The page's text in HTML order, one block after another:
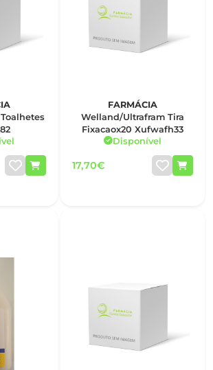
FARMÁCIA
Welland/Ultrafram Tira
Fixacaox20 Xufwafh33
Disponível
17,70€